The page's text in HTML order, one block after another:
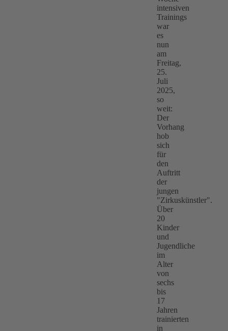
intensiven
Trainings
war
es
nun
am
Freitag,
25.
Juli
2025,
so
weit:
Der
Vorhang
hob
sich
für
den
Auftritt
der
jungen
"Zirkuskünstler".
Über
20
Kinder
und
Jugendliche
im
Alter
von
sechs
bis
17
Jahren
trainierten
in